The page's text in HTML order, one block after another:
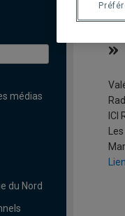
médias
du Nord
»
ICI